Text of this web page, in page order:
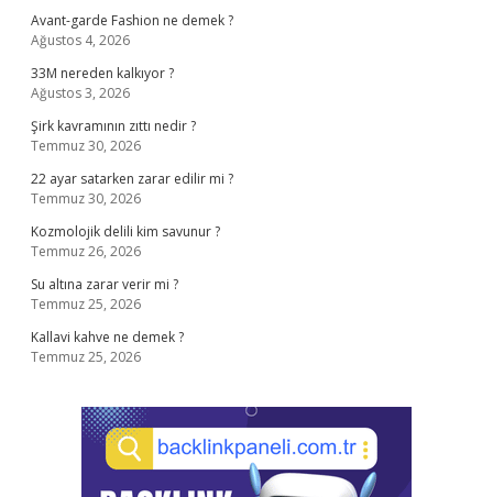
Avant-garde Fashion ne demek ?
Ağustos 4, 2026
33M nereden kalkıyor ?
Ağustos 3, 2026
Şirk kavramının zıttı nedir ?
Temmuz 30, 2026
22 ayar satarken zarar edilir mi ?
Temmuz 30, 2026
Kozmolojik delili kim savunur ?
Temmuz 26, 2026
Su altına zarar verir mi ?
Temmuz 25, 2026
Kallavi kahve ne demek ?
Temmuz 25, 2026